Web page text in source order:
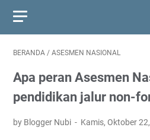
BERANDA / ASESMEN NASIONAL
Apa peran Asesmen
pendidikan jalur non-
by Blogger Nubi Kamis, Oktober